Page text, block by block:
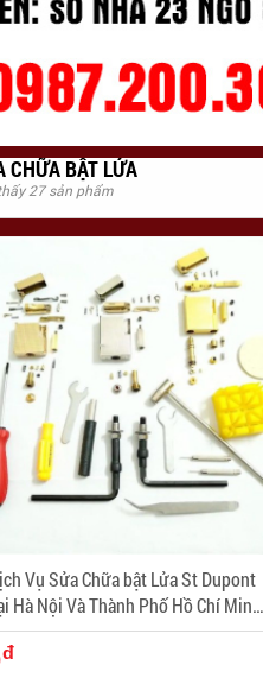
CHỮA BẬT LỬA
27 sản phẩm
Vụ Sửa Chữa bật Lửa St Dupont
Hà Nội Và Thành Phố Hồ Chí Minh
SP: ZPC04044
đ